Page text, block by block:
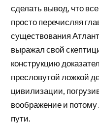
сделать вывод, что
просто перечисляя
существования
выражал свой
конструкцию
пресловутой ложкой
цивилизации,
воображение и потому
пути.